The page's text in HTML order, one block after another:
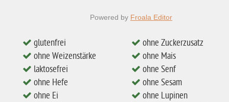
Powered by Froala Editor
glutenfrei
ohne Weizenstärke
laktosefrei
ohne Hefe
ohne Ei
ohne Zuckerzusatz
ohne Mais
ohne Senf
ohne Sesam
ohne Lupinen